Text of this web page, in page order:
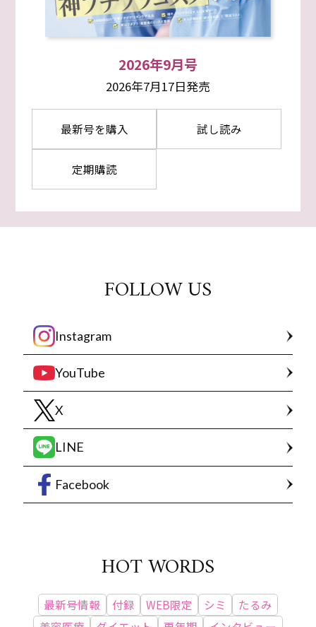
2026年9月号
2026年7月17日発売
最新号を購入 試し読み
定期購読
FOLLOW US
Instagram
YouTube
X
LINE
Facebook
HOT WORDS
最新号情報 付録 WEB限定 シミ
たるみ